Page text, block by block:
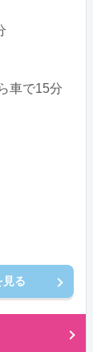
車で15分
見る